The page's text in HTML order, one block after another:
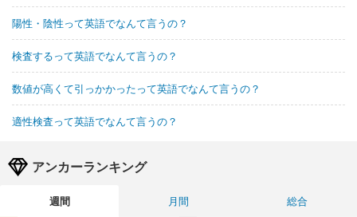
陽性・陰性って英語でなんて言うの？
検査するって英語でなんて言うの？
数値が高くて引っかかったって英語でなんて言うの？
適性検査って英語でなんて言うの？
アンカーランキング
週間 月間
総合